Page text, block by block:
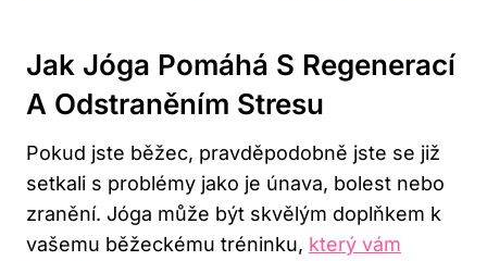
Jak Jóga Pomáhá S Regenerací
A Odstraněním Stresu
Pokud jste běžec, pravděpodobně jste se již
setkali s problémy jako je únava, bolest nebo
zranění. Jóga může být skvělým doplňkem k
vašemu běžeckému tréninku, který vám